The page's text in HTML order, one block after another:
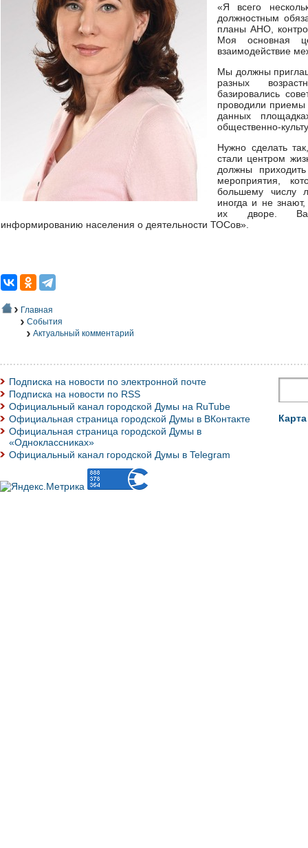
«Я всего
должностным
планы АНО,
Моя основная
взаимодействие
Мы должны
разных
базировались
проводили приемы
данных
общественно-
Нужно сделать
стали центром
должны
мероприятия,
большему числу
иногда и не
их дворе.
информированию населения о деятельности ТОСов».
Главная
События
Актуальный комментарий
Подписка на новости по электронной почте
Подписка на новости по RSS
Официальный канал городской Думы на RuTube
Официальная страница городской Думы в ВКонтакте
Официальная страница городской Думы в
«Одноклассниках»
Официальный канал городской Думы в Telegram